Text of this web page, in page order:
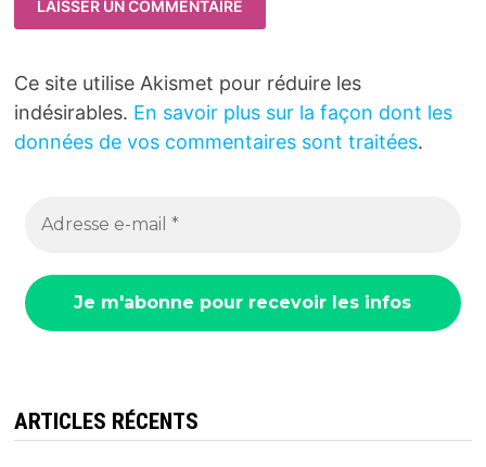
Ce site utilise Akismet pour réduire les
indésirables. En savoir plus sur la façon dont les
données de vos commentaires sont traitées.
ARTICLES RÉCENTS